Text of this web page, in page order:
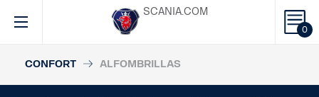
0
SCANIA.COM
CONFORT ALFOMBRILLAS